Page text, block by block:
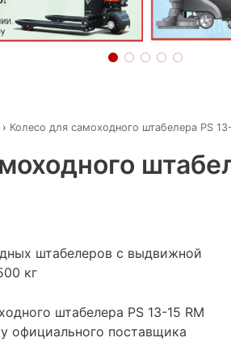
› Колесо для самоходного штабелера PS
штабелеров с выдвижной
кг
штабелера PS 13-15 RM
официального поставщика